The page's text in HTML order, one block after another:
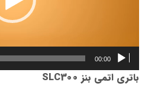
00:00
باتری اتمی بنز SLC300